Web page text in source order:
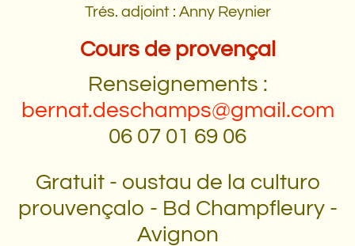
Trés. adjoint : Anny Reynier
Cours de provençal
Renseignements :
bernat.deschamps@gmail.com
06 07 01 69 06
Gratuit - oustau de la culturo
prouvençalo - Bd Champfleury -
Avignon